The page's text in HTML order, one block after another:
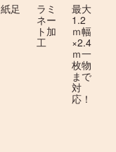
紙足
ラミ
ネー
ト加
工
最大
1.2
ｍ幅
×2.4
ｍ一
枚物
まで
対
応！